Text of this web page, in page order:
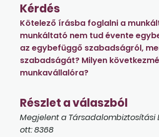
Kérdés
Kötelező írásba foglalni a
munkáltató nem tud évente
az egybefüggő szabadságról,
szabadságát? Milyen
munkavállalóra?
Részlet a válaszból
Megjelent a Társadalombiztosítási
ott: 8368